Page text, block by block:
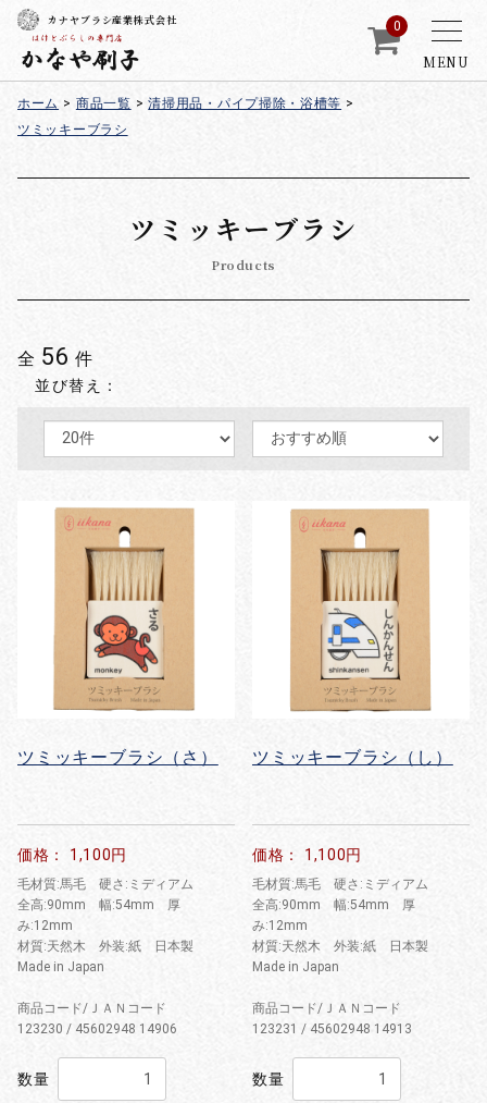
MENU
カナヤブラシ産業株式会社 0
ホーム > 商品一覧 > 清掃用品・パイプ掃除・浴槽等 >
ツミッキーブラシ
ツミッキーブラシ
Products
全 56 件
並び替え：
ツミッキーブラシ（さ）
価格： 1,100円
毛材質:馬毛 硬さ:ミディアム
全高:90mm 幅:54mm 厚
み:12mm
材質:天然木 外装:紙 日本製
Made in Japan
商品コード/ＪＡＮコード
123230 / 45602948 14906
数量
ツミッキーブラシ（し）
価格： 1,100円
毛材質:馬毛 硬さ:ミディアム
全高:90mm 幅:54mm 厚
み:12mm
材質:天然木 外装:紙 日本製
Made in Japan
商品コード/ＪＡＮコード
123231 / 45602948 14913
数量